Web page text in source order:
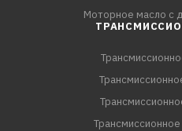
Моторное масло с